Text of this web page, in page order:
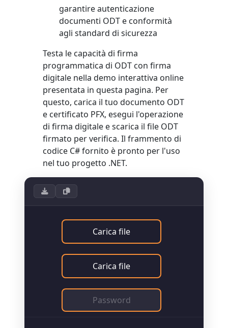
garantire autenticazione
documenti ODT e conformità
agli standard di sicurezza
Testa le capacità di firma
programmatica di ODT con firma
digitale nella demo interattiva online
presentata in questa pagina. Per
questo, carica il tuo documento ODT
e certificato PFX, esegui l'operazione
di firma digitale e scarica il file ODT
firmato per verifica. Il frammento di
codice C# fornito è pronto per l'uso
nel tuo progetto .NET.
Carica file
Carica file